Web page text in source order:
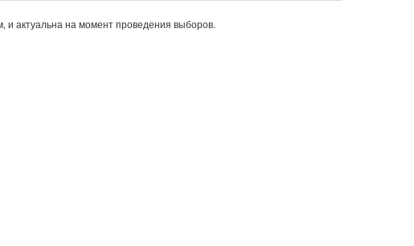
актуальна на момент проведения выборов.